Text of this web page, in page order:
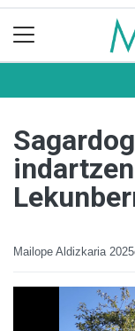
Mailope Aldizkaria